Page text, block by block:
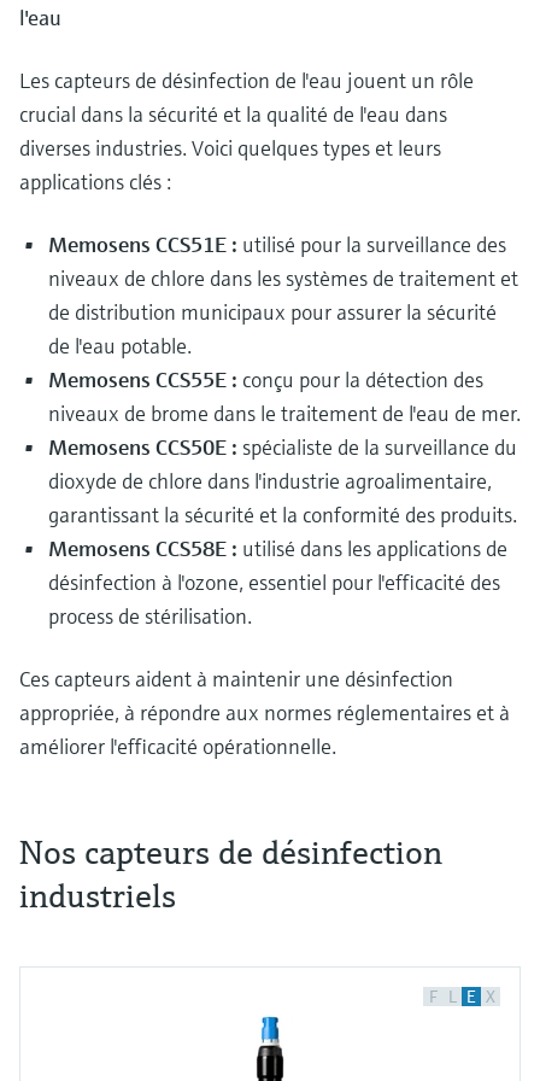
l'application
Device Viewer
Trouver des informations et de la
documentation spécifiques à un produit
Recherche de pièces détachées
tapant la racine/le code du produit et
accédez aux données spécifiques, vues
éclatées et notices de montage des appareils
pour un remplacement/réparation rapide.
micro-ondes
Mesure du niveau par la pression
Analyseurs de dureté, fer, etc.
Photomètres de process
Mesure par transmission de micro-
ondes
Technologie Memosens
Voir tous
décisionnels
l'eau
Les capteurs de désinfection de l'eau jouent un rôle
crucial dans la sécurité et la qualité de l'eau dans
diverses industries. Voici quelques types et leurs
applications clés :
Memosens CCS51E : utilisé pour la surveillance des
niveaux de chlore dans les systèmes de traitement et
de distribution municipaux pour assurer la sécurité
de l'eau potable.
Memosens CCS55E : conçu pour la détection des
niveaux de brome dans le traitement de l'eau de mer.
Memosens CCS50E : spécialiste de la surveillance du
dioxyde de chlore dans l'industrie agroalimentaire,
garantissant la sécurité et la conformité des produits.
Memosens CCS58E : utilisé dans les applications de
désinfection à l'ozone, essentiel pour l'efficacité des
process de stérilisation.
Ces capteurs aident à maintenir une désinfection
appropriée, à répondre aux normes réglementaires et à
améliorer l'efficacité opérationnelle.
Les différents types de capteurs de désinfection
La désinfection de l'eau joue un rôle majeur
dans plusieurs industries, du traitement de l'eau
potable à la production de produits alimentaires.
Découvrons les différents capteurs utilisés pour
Nos capteurs de désinfection
industriels
F L E X